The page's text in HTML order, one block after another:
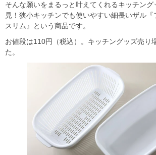
そんな願いをまるっと叶えてくれるキッチング
見！狭小キッチンでも使いやすい細長いザル
スリム』という商品です。
お値段は110円（税込）。キッチングッズ売り
た。